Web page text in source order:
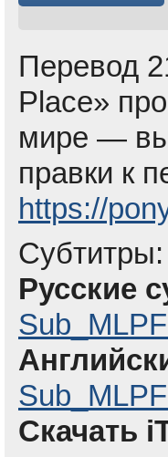
Перевод
Place»
мире —
правки к
https://
Субтитры:
Русские
Скачать